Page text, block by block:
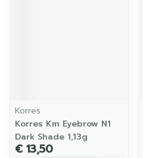
Korres
Korres Km Eyebrow N1
Dark Shade 1,13g
€ 13,50